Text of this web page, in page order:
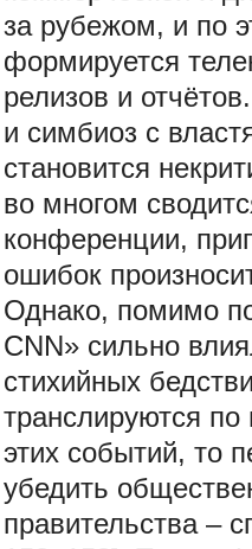
за рубежом, и по
формируется
релизов и
и симбиоз с
становится
во многом
конференции,
ошибок
Однако, помимо
CNN» сильно
стихийных
транслируются
этих событий, то
убедить
правительства –